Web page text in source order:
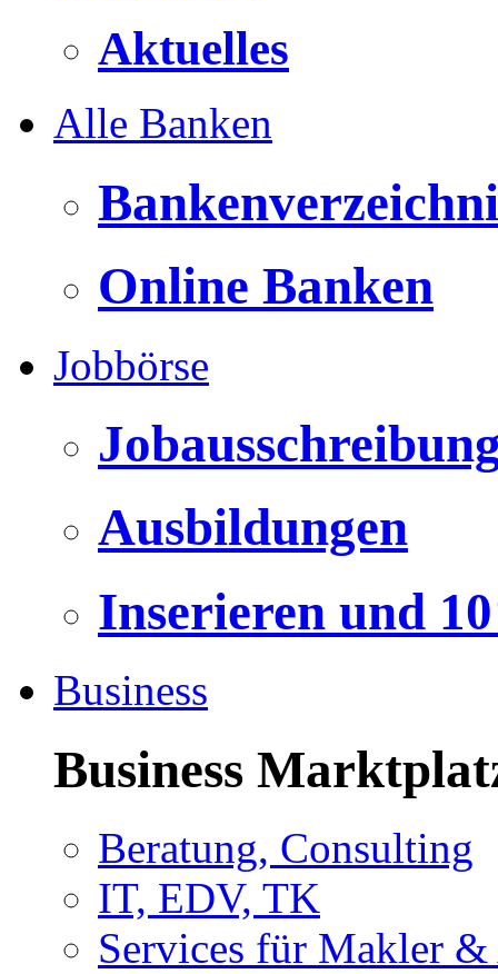
Aktuelles
Alle Banken
Online Banken
Jobbörse
Ausbildungen
Inserieren und
Business
Business
Beratung, Consulting
IT, EDV, TK
Services für Makler &